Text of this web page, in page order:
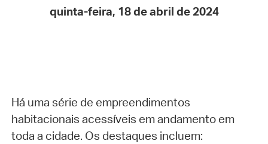
quinta-feira, 18 de abril de 2024
Há uma série de empreendimentos
habitacionais acessíveis em andamento em
toda a cidade. Os destaques incluem: